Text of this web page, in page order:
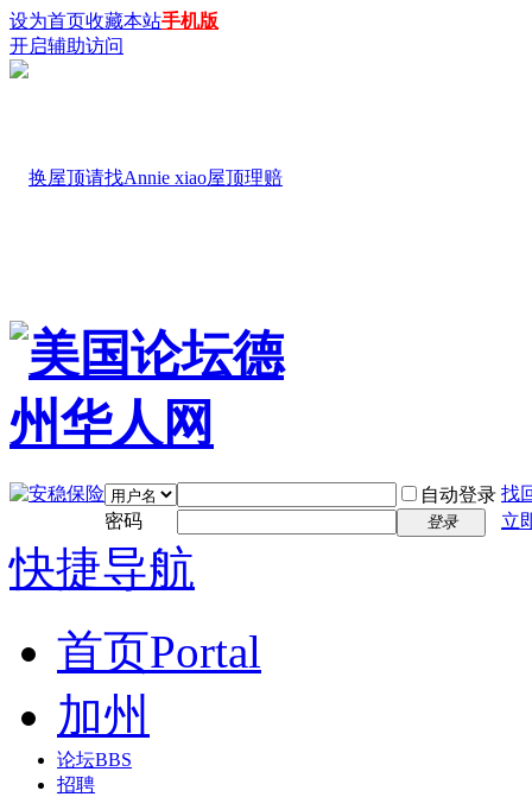
设为首页收藏本站手机版
开启辅助访问
自动登录 找
密码
登录 立
快捷导航
首页Portal
加州
论坛BBS
招聘